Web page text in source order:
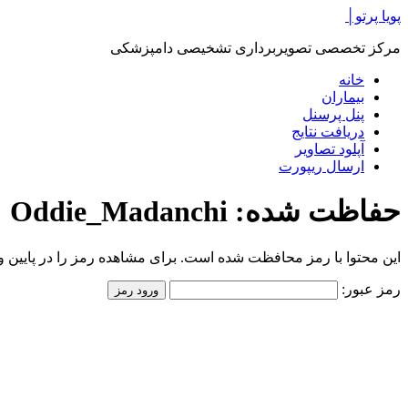
پرش
محتوا
پویا پرتو│
مرکز تخصصی تصویربرداری تشخیصی دامپزشکی
خانه
بیماران
پنل پرسنل
دریافت نتایج
آپلود تصاویر
ارسال ریپورت
حفاظت شده: Oddie_Madanchi
این محتوا با رمز محافظت شده است. برای مشاهده رمز را در پایین
رمز عبور: